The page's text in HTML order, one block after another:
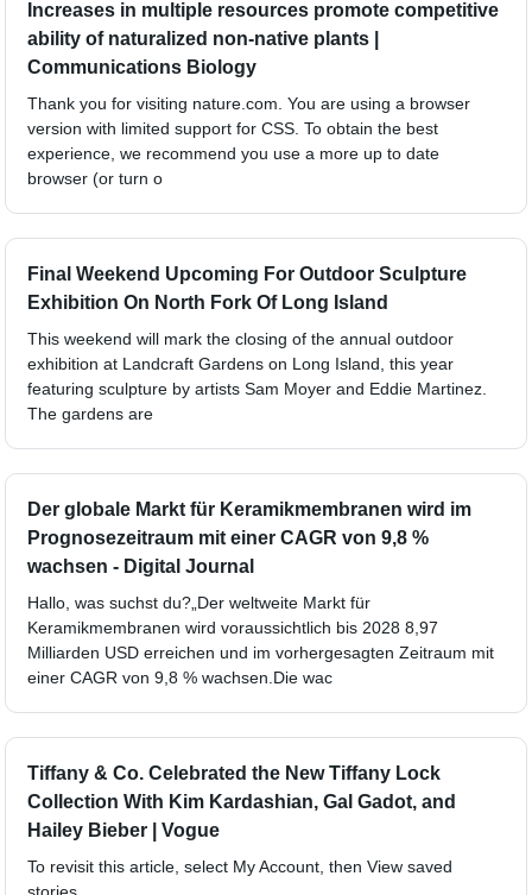
Increases in multiple resources promote competitive
ability of naturalized non-native plants |
Communications Biology
Thank you for visiting nature.com. You are using a browser
version with limited support for CSS. To obtain the best
experience, we recommend you use a more up to date
browser (or turn o
Final Weekend Upcoming For Outdoor Sculpture
Exhibition On North Fork Of Long Island
This weekend will mark the closing of the annual outdoor
exhibition at Landcraft Gardens on Long Island, this year
featuring sculpture by artists Sam Moyer and Eddie Martinez.
The gardens are
Der globale Markt für Keramikmembranen wird im
Prognosezeitraum mit einer CAGR von 9,8 %
wachsen - Digital Journal
Hallo, was suchst du?„Der weltweite Markt für
Keramikmembranen wird voraussichtlich bis 2028 8,97
Milliarden USD erreichen und im vorhergesagten Zeitraum mit
einer CAGR von 9,8 % wachsen.Die wac
Tiffany & Co. Celebrated the New Tiffany Lock
Collection With Kim Kardashian, Gal Gadot, and
Hailey Bieber | Vogue
To revisit this article, select My Account, then View saved